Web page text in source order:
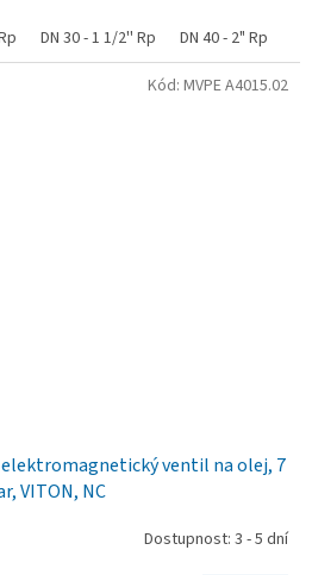
DN 30 - 1 1/2'' Rp DN 40 - 2" Rp
elektromagnetický ventil na olej, 7
VITON, NC
Dostupnost: 3 - 5 dní
Kód: MVPE A4015.02